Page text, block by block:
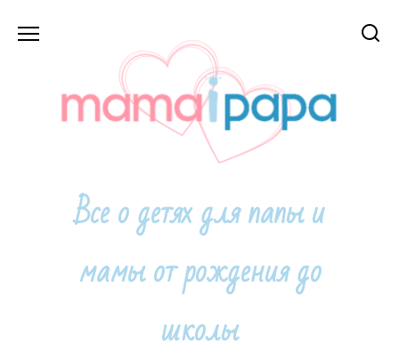
Все о детях для папы и
мамы от рождения до
школы